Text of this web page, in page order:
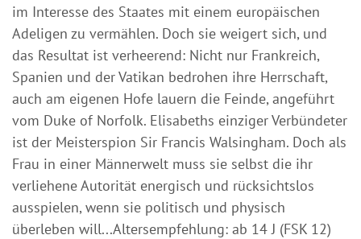
im Interesse des Staates mit einem europäischen
Adeligen zu vermählen. Doch sie weigert sich, und
das Resultat ist verheerend: Nicht nur Frankreich,
Spanien und der Vatikan bedrohen ihre Herrschaft,
auch am eigenen Hofe lauern die Feinde, angeführt
vom Duke of Norfolk. Elisabeths einziger Verbündeter
ist der Meisterspion Sir Francis Walsingham. Doch als
Frau in einer Männerwelt muss sie selbst die ihr
verliehene Autorität energisch und rücksichtslos
ausspielen, wenn sie politisch und physisch
überleben will...Altersempfehlung: ab 14 J (FSK 12)